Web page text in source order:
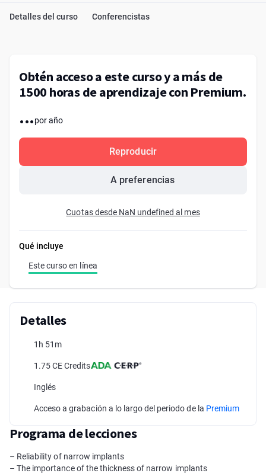
Detalles del curso Conferencistas
Obtén acceso a este curso y a más de
1500 horas de aprendizaje con Premium.
...por año
Reproducir
A preferencias
Cuotas desde NaN undefined al mes
Qué incluye
Este curso en línea
Detalles
1h 51m
1.75 CE Credits
Inglés
Acceso a grabación a lo largo del periodo de la Premium
Programa de lecciones
– Reliability of narrow implants
– The importance of the thickness of narrow implants